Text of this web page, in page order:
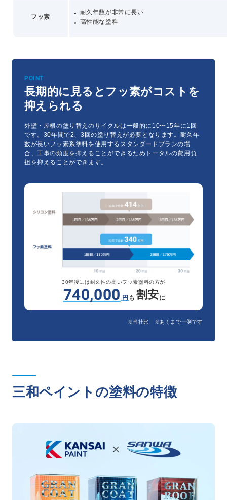
フッ素
耐久年数が非常に長い
高性能な塗料
POINT
長期的に見るとフッ素がコストを
抑えられる
外壁・屋根の塗り替えのサイクルは一般的に10〜15年に1回
です。30年間で2、3回の塗り替えが必要となります。 耐久年
数が長いフッ素系塗料を使用するスタンダードプランの場
合、工事の頻度を抑えることができるためトータルの費用負
担を抑えることができます。
30年後には耐久性の高いフッ素塗料の方が
740,000 円 も 割安に
※当社比 ※あくまで一例です
三和ペイントの塗料の特徴